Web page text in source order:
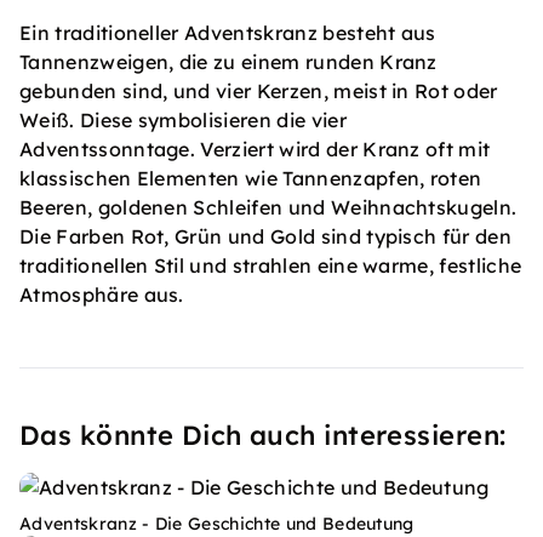
Ein traditioneller Adventskranz besteht aus
Tannenzweigen, die zu einem runden Kranz
gebunden sind, und vier Kerzen, meist in Rot oder
Weiß. Diese symbolisieren die vier
Adventssonntage. Verziert wird der Kranz oft mit
klassischen Elementen wie Tannenzapfen, roten
Beeren, goldenen Schleifen und Weihnachtskugeln.
Die Farben Rot, Grün und Gold sind typisch für den
traditionellen Stil und strahlen eine warme, festliche
Atmosphäre aus.
Das könnte Dich auch interessieren:
Adventskranz - Die Geschichte und Bedeutung